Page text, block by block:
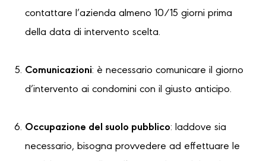
contattare l’azienda almeno 10/15 giorni prima
della data di intervento scelta.
Comunicazioni: è necessario comunicare il giorno
d’intervento ai condomini con il giusto anticipo.
Occupazione del suolo pubblico: laddove sia
necessario, bisogna provvedere ad effettuare le